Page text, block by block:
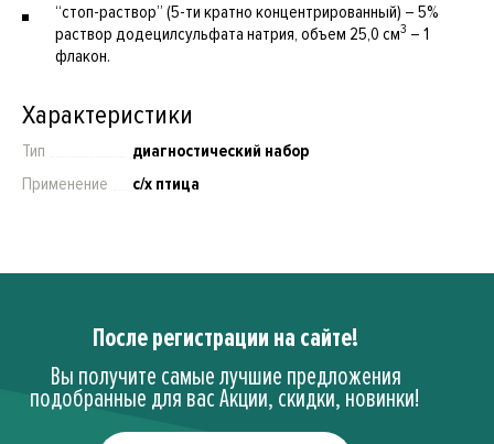
“стоп-раствор” (5-ти кратно концентрированный) – 5%
раствор додецилсульфата натрия, объем 25,0 см3 – 1
флакон.
Характеристики
Тип
диагностический набор
Применение
с/х птица
После регистрации на сайте!
Вы получите самые лучшие предложения
подобранные для вас Акции, скидки, новинки!